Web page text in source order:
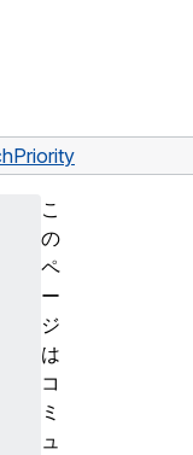
こ
の
ペ
ー
ジ
は
コ
ミ
ュ